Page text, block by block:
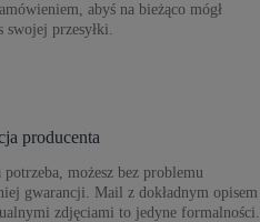
abyś na bieżąco mógł
swojej przesyłki.
producenta
potrzeba, możesz bez problemu
gwarancji. Mail z dokładnym opisem
zdjęciami to jedyne formalności.